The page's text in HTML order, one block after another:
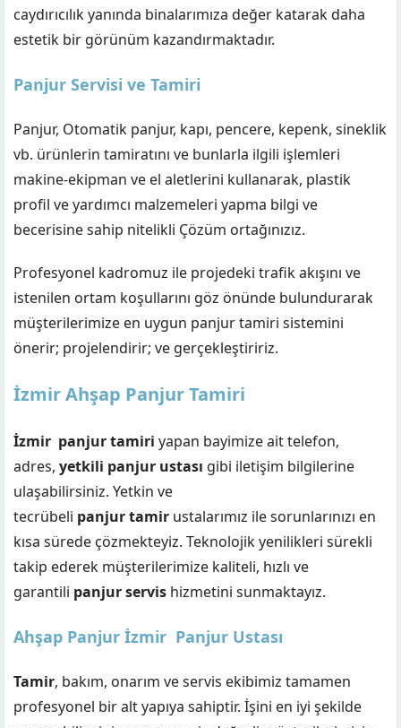
caydırıcılık yanında binalarımıza değer katarak daha
estetik bir görünüm kazandırmaktadır.
Panjur Servisi ve Tamiri
Panjur, Otomatik panjur, kapı, pencere, kepenk, sineklik
vb. ürünlerin tamiratını ve bunlarla ilgili işlemleri
makine-ekipman ve el aletlerini kullanarak, plastik
profil ve yardımcı malzemeleri yapma bilgi ve
becerisine sahip nitelikli Çözüm ortağınızız.
Profesyonel kadromuz ile projedeki trafik akışını ve
istenilen ortam koşullarını göz önünde bulundurarak
müşterilerimize en uygun panjur tamiri sistemini
önerir; projelendirir; ve gerçekleştiririz.
İzmir Ahşap Panjur Tamiri
İzmir panjur tamiri yapan bayimize ait telefon,
adres, yetkili panjur ustası gibi iletişim bilgilerine
ulaşabilirsiniz. Yetkin ve
tecrübeli panjur tamir ustalarımız ile sorunlarınızı en
kısa sürede çözmekteyiz. Teknolojik yenilikleri sürekli
takip ederek müşterilerimize kaliteli, hızlı ve
garantili panjur servis hizmetini sunmaktayız.
Ahşap Panjur İzmir Panjur Ustası
Tamir, bakım, onarım ve servis ekibimiz tamamen
profesyonel bir alt yapıya sahiptir. İşini en iyi şekilde